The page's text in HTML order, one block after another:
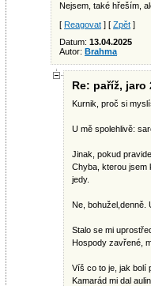
Nejsem, také hřeším,
[ Reagovat ] [ Zpět ]
Datum: 13.04.2025
Autor: Brahma
Re: paříž, jaro
Kurnik, proč si
U mě spolehlivě:
Jinak, pokud
Chyba, kterou jsem
jedy.
Ne, bohužel,denně.
Stalo se mi
Hospody zavřené,
Víš co to je, jak bolí
Kamarád mi dal